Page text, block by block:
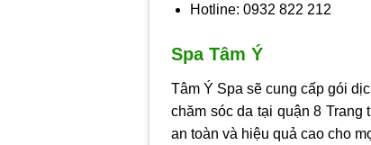
Hotline: 0932 822 212
Spa Tâm Ý
Tâm Ý Spa sẽ cung cấp gói
chăm sóc da tại quận 8
an toàn và hiệu quả cao cho